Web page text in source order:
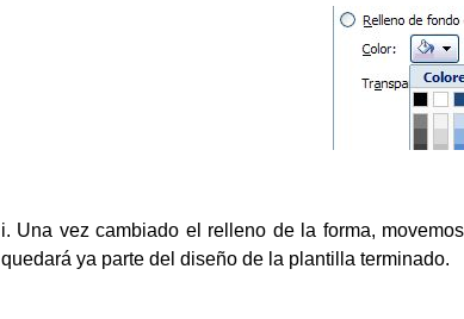
i. Una vez cambiado el relleno de la forma,
quedará ya parte del diseño de la plantilla terminado.